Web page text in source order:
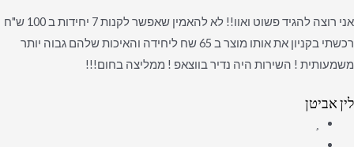
אני רוצה להגיד פשוט ואוו!! לא להאמין שאפשר לקנות 7 יחידות ב 100 ש"ח
רכשתי בקניון את אותו מוצר ב 65 שח ליחידה והאיכות שלהם גבוה יותר
משמעותית ! השירות היה נדיר בווצאפ ! ממליצה בחום!!!
לין אביטן